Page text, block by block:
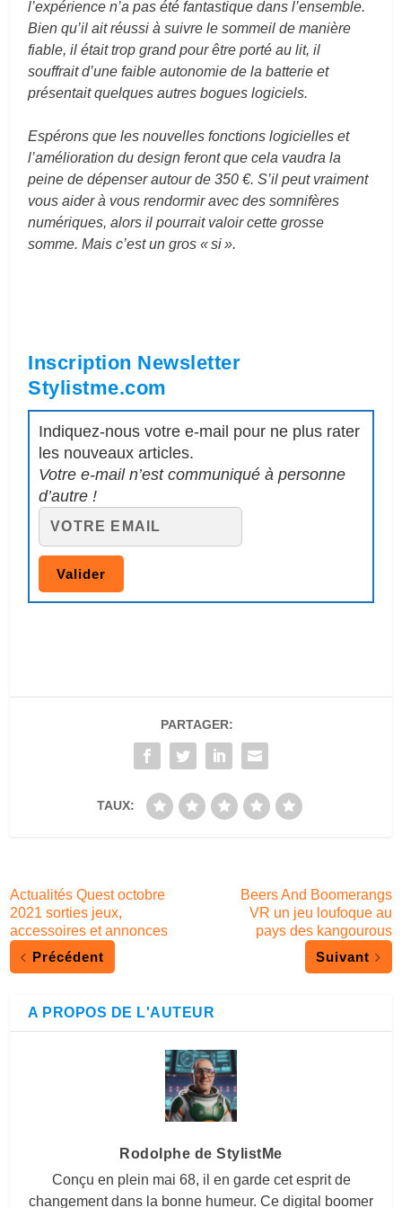
l’expérience n’a pas été fantastique dans l’ensemble.
Bien qu’il ait réussi à suivre le sommeil de manière
fiable, il était trop grand pour être porté au lit, il
souffrait d’une faible autonomie de la batterie et
présentait quelques autres bogues logiciels.
Espérons que les nouvelles fonctions logicielles et
l’amélioration du design feront que cela vaudra la
peine de dépenser autour de 350 €. S’il peut vraiment
vous aider à vous rendormir avec des somnifères
numériques, alors il pourrait valoir cette grosse
somme. Mais c’est un gros « si ».
Inscription Newsletter
Stylistme.com
Indiquez-nous votre e-mail pour ne plus rater
les nouveaux articles.
Votre e-mail n’est communiqué à personne
d’autre !
PARTAGER:
TAUX:
Actualités Quest octobre
2021 sorties jeux,
accessoires et annonces
Précédent
Beers And Boomerangs
VR un jeu loufoque au
pays des kangourous
Suivant
A PROPOS DE L'AUTEUR
Rodolphe de StylistMe
Conçu en plein mai 68, il en garde cet esprit de
changement dans la bonne humeur. Ce digital boomer